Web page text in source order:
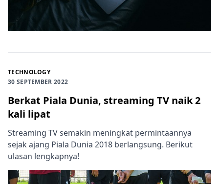
TECHNOLOGY
30 SEPTEMBER 2022
Berkat Piala Dunia, streaming TV naik 2
kali lipat
Streaming TV semakin meningkat permintaannya
sejak ajang Piala Dunia 2018 berlangsung. Berikut
ulasan lengkapnya!